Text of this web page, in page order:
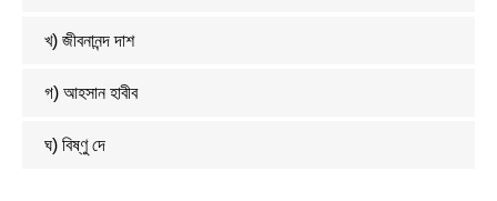
খ) জীবনানন্দ দাশ
গ) আহসান হাবীব
ঘ) বিষ্ণু দে